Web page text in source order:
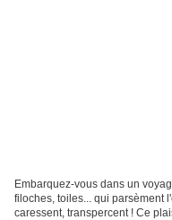
Embarquez-vous dans un
filoches, toiles... qui parsèment
caressent, transpercent ! Ce